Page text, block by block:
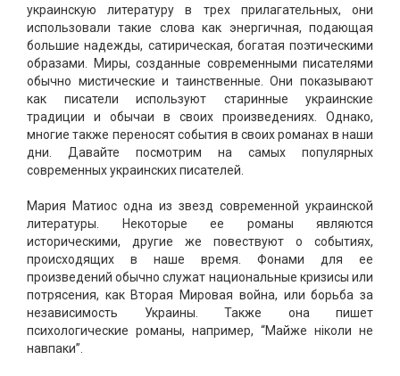
украинскую литературу в трех прилагательных, они
использовали такие слова как энергичная, подающая
большие надежды, сатирическая, богатая поэтическими
образами. Миры, созданные современными писателями
обычно мистические и таинственные. Они показывают
как писатели используют старинные украинские
традиции и обычаи в своих произведениях. Однако,
многие также переносят события в своих романах в наши
дни. Давайте посмотрим на самых популярных
современных украинских писателей.
Мария Матиос одна из звезд современной украинской
литературы. Некоторые ее романы являются
историческими, другие же повествуют о событиях,
происходящих в наше время. Фонами для ее
произведений обычно служат национальные кризисы или
потрясения, как Вторая Мировая война, или борьба за
независимость Украины. Также она пишет
психологические романы, например, “Майже ніколи не
навпаки”.